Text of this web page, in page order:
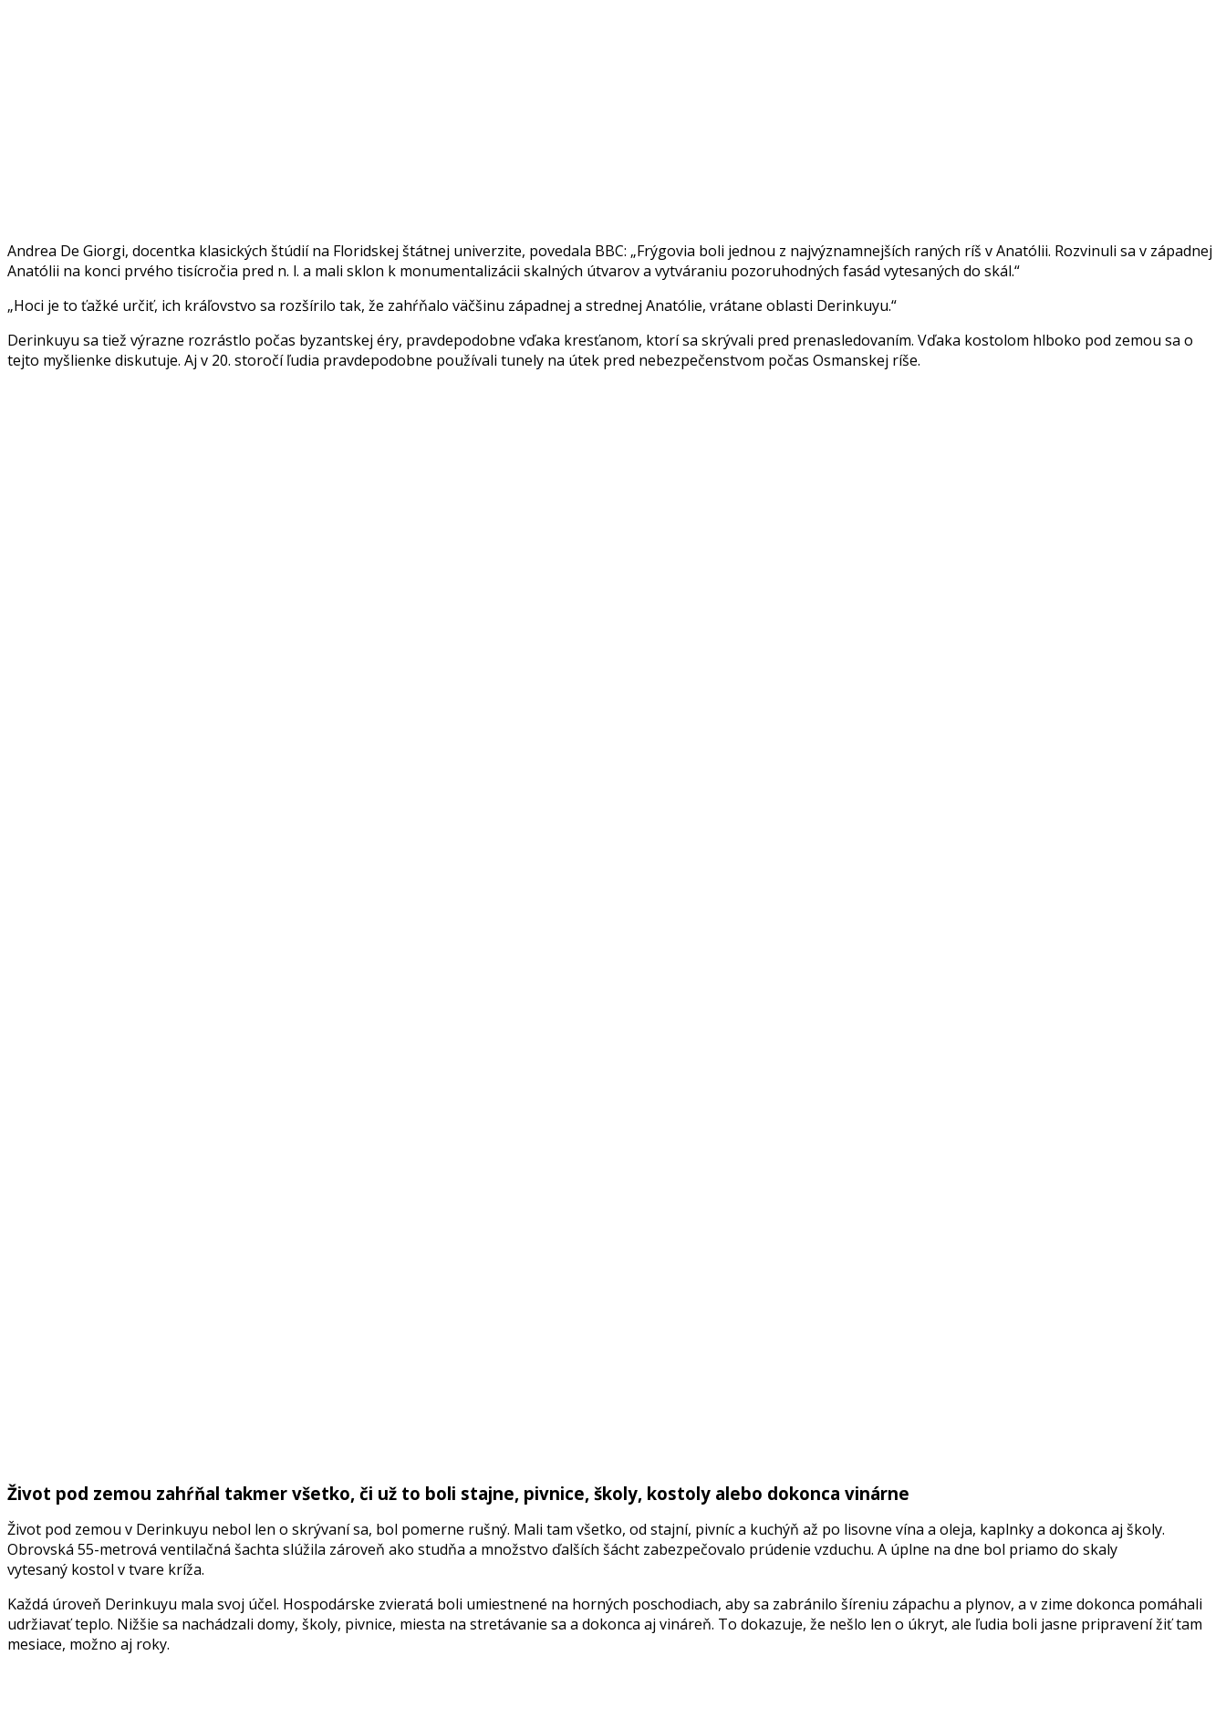
Andrea De Giorgi, docentka klasických štúdií na Floridskej štátnej univerzite, povedala BBC: „Frýgovia boli jednou z najvýznamnejších raných ríš v Anatólii. Rozvinuli sa v západnej
Anatólii na konci prvého tisícročia pred n. l. a mali sklon k monumentalizácii skalných útvarov a vytváraniu pozoruhodných fasád vytesaných do skál.“
„Hoci je to ťažké určiť, ich kráľovstvo sa rozšírilo tak, že zahŕňalo väčšinu západnej a strednej Anatólie, vrátane oblasti Derinkuyu.“
Derinkuyu sa tiež výrazne rozrástlo počas byzantskej éry, pravdepodobne vďaka kresťanom, ktorí sa skrývali pred prenasledovaním. Vďaka kostolom hlboko pod zemou sa o
tejto myšlienke diskutuje. Aj v 20. storočí ľudia pravdepodobne používali tunely na útek pred nebezpečenstvom počas Osmanskej ríše.
Život pod zemou zahŕňal takmer všetko, či už to boli stajne, pivnice, školy, kostoly alebo dokonca vinárne
Život pod zemou v Derinkuyu nebol len o skrývanísa, bol pomerne rušný. Mali tam všetko, od stajní, pivníca kuchýň až po lisovne vína a oleja, kaplnkya dokonca aj školy.
Obrovská 55-metrová ventilačná šachta slúžila zároveň ako studňa a množstvo ďalších šácht zabezpečovalo prúdenie vzduchu. A úplne na dne bol priamo do skaly
vytesaný kostol vtvare kríža.
Každá úroveň Derinkuyu mala svoj účel. Hospodárske zvieratá boli umiestnené na horných poschodiach, aby sa zabránilo šíreniu zápachu a plynov, a v zime dokonca pomáhali
udržiavať teplo. Nižšie sa nachádzali domy, školy, pivnice, miesta na stretávanie sa a dokonca aj vináreň. To dokazuje, že nešlo len o úkryt, ale ľudia boli jasne pripravení žiť tam
mesiace, možno aj roky.